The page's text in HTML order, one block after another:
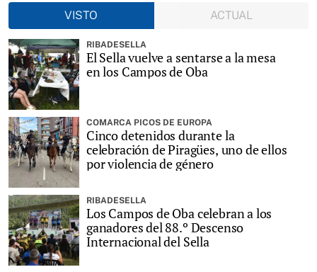
VISTO
ACTUAL
RIBADESELLA
El Sella vuelve a sentarse a la mesa
en los Campos de Oba
COMARCA PICOS DE EUROPA
Cinco detenidos durante la
celebración de Piragües, uno de ellos
por violencia de género
RIBADESELLA
Los Campos de Oba celebran a los
ganadores del 88.º Descenso
Internacional del Sella